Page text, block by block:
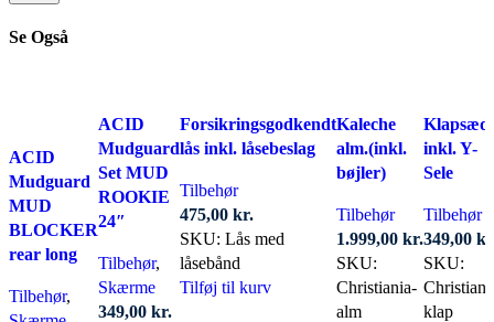
Se Også
ACID
Mudguard
MUD
BLOCKER
rear long
Tilbehør,
ACID
Mudguard
Set MUD
ROOKIE
24″
Tilbehør,
Skærme
349,00 kr.
Forsikringsgodkendt
lås inkl. låsebeslag
Tilbehør
475,00 kr.
SKU: Lås med
låsebånd
Tilføj til kurv
Kaleche
alm.(inkl.
bøjler)
Tilbehør
1.999,00 kr.
SKU:
Christiania-
alm
inkl. Y-
Sele
Tilbehør
349,00
SKU:
klap